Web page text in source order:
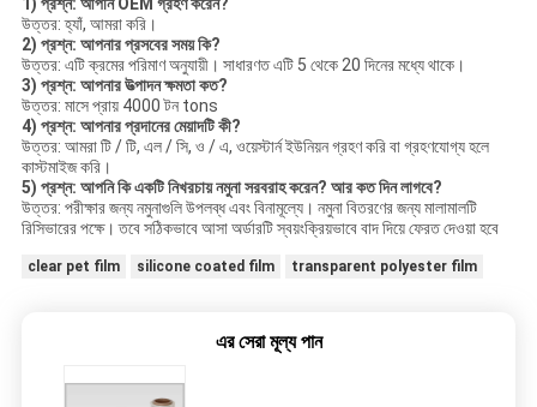
1) প্রশ্ন: আপনি OEM গ্রহণ করেন?
উত্তর: হ্যাঁ, আমরা করি।
2) প্রশ্ন: আপনার প্রসবের সময় কি?
উত্তর: এটি ক্রমের পরিমাণ অনুযায়ী। সাধারণত এটি 5 থেকে 20 দিনের মধ্যে থাকে।
3) প্রশ্ন: আপনার উত্পাদন ক্ষমতা কত?
উত্তর: মাসে প্রায় 4000 টন tons
4) প্রশ্ন: আপনার প্রদানের মেয়াদটি কী?
উত্তর: আমরা টি / টি, এল / সি, ও / এ, ওয়েস্টার্ন ইউনিয়ন গ্রহণ করি বা গ্রহণযোগ্য হলে
কাস্টমাইজ করি।
5) প্রশ্ন: আপনি কি একটি নিখরচায় নমুনা সরবরাহ করেন? আর কত দিন লাগবে?
উত্তর: পরীক্ষার জন্য নমুনাগুলি উপলব্ধ এবং বিনামূল্যে। নমুনা বিতরণের জন্য মালামালটি
রিসিভারের পক্ষে। তবে সঠিকভাবে আসা অর্ডারটি স্বয়ংক্রিয়ভাবে বাদ দিয়ে ফেরত দেওয়া হবে
clear pet film silicone coated film transparent polyester film
এর সেরা মূল্য পান